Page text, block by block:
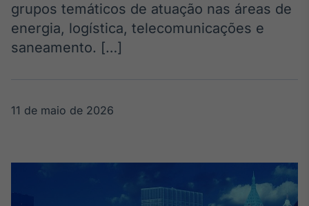
Os bastidores da
política em
tempo real
Broadcast
White Label
grupos temáticos de atuação nas áreas de
energia, logística, telecomunicações e
saneamento. […]
11 de maio de 2026